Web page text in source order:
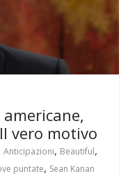
vero motivo
Anticipazioni, Beautiful,
puntate, Sean Kanan